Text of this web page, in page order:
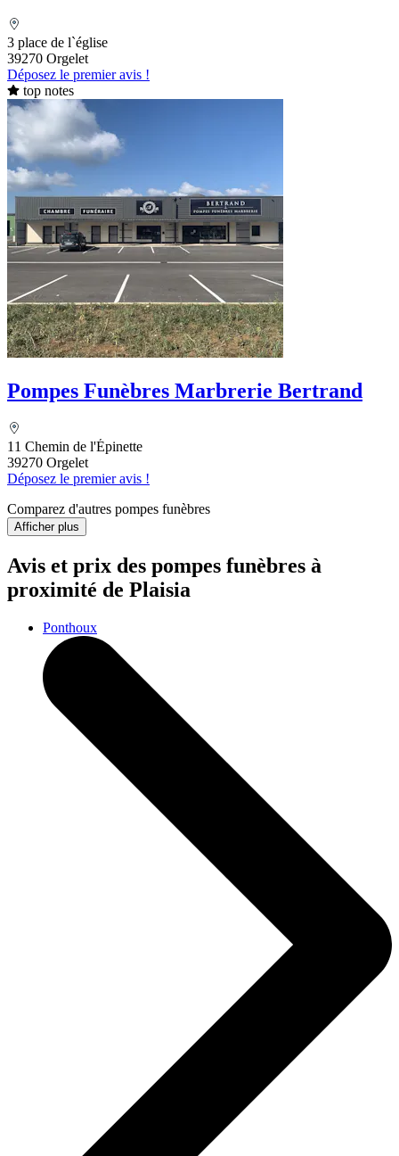
3 place de l`église
39270 Orgelet
Déposez le premier avis !
top notes
Pompes Funèbres Marbrerie Bertrand
11 Chemin de l'Épinette
39270 Orgelet
Déposez le premier avis !
Comparez d'autres pompes funèbres
Afficher plus
Avis et prix des pompes funèbres à
proximité de Plaisia
Ponthoux